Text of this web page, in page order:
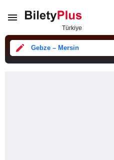
Gebze – Mersin